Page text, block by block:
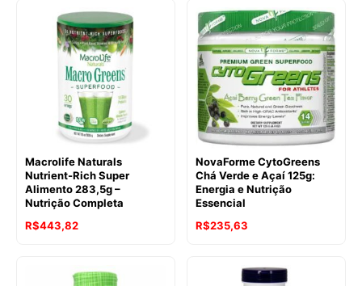
Macrolife Naturals
Nutrient-Rich Super
Alimento 283,5g –
Nutrição Completa
R$443,82
NovaForme CytoGreens
Chá Verde e Açaí 125g:
Energia e Nutrição
Essencial
R$235,63